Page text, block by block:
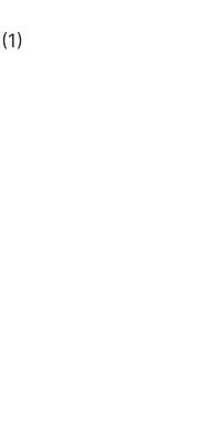
(1)